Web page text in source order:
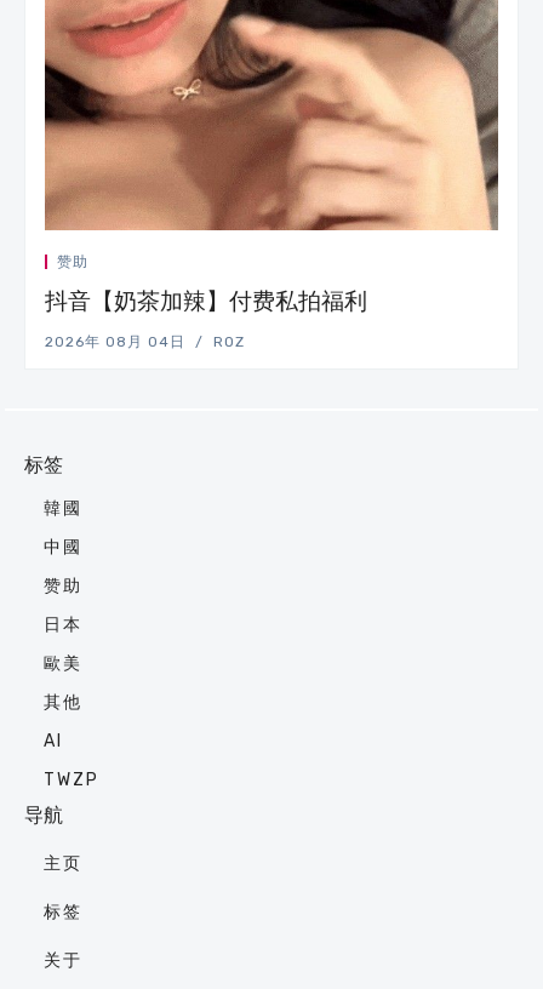
赞助
抖音【奶茶加辣】付费私拍福利
2026年 08月 04日 ROZ
标签
韓國
中國
赞助
日本
歐美
其他
AI
TWZP
导航
主页
标签
关于